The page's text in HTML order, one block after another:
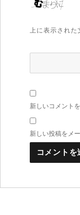
上に表示された
新しいコメント
新しい投稿をメ